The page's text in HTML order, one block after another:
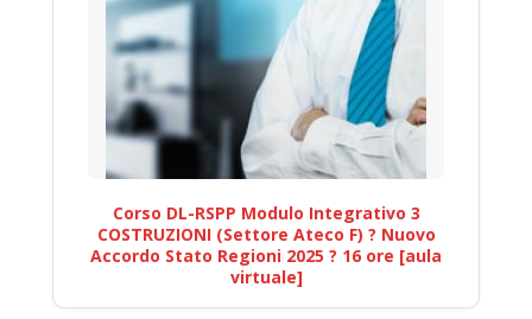
Corso DL-RSPP Modulo Integrativo 3
COSTRUZIONI (Settore Ateco F) ? Nuovo
Accordo Stato Regioni 2025 ? 16 ore [aula
virtuale]